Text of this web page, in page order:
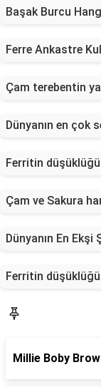
Başak Burcu
Ferre Ankastre
Çam terebentin
Dünyanın en çok
Ferritin
Çam ve Sakura
Dünyanın En Ekşi
Ferritin
Millie Boby